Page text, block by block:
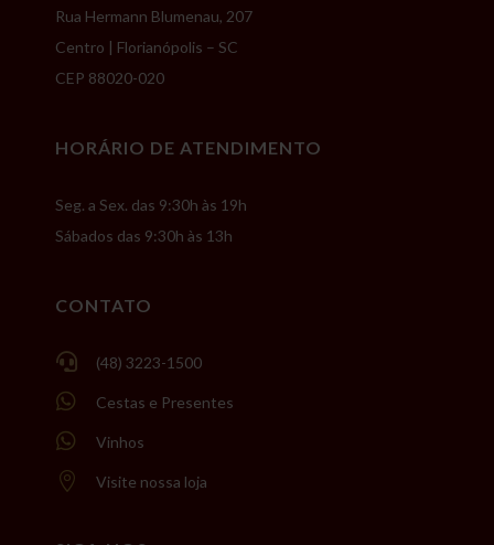
Rua Hermann Blumenau, 207
Centro | Florianópolis – SC
CEP 88020-020
HORÁRIO DE ATENDIMENTO
Seg. a Sex. das 9:30h às 19h
Sábados das 9:30h às 13h
CONTATO
 (48) 3223-1500
 Cestas e Presentes
 Vinhos
 Visite nossa loja